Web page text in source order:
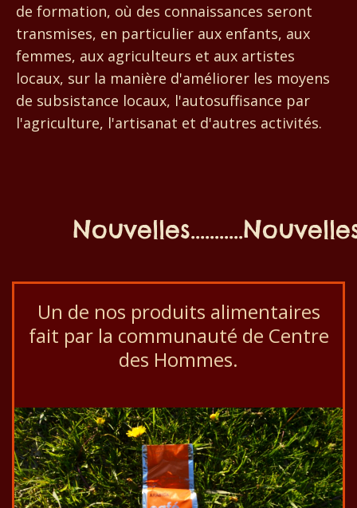
de formation, où des connaissances seront
transmises, en particulier aux enfants, aux
femmes, aux agriculteurs et aux artistes
locaux, sur la manière d'améliorer les moyens
de subsistance locaux, l'autosuffisance par
l'agriculture, l'artisanat et d'autres activités.
Un de nos produits alimentaires
fait par la communauté de Centre
des Hommes.